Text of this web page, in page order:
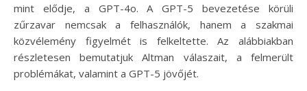
mint elődje, a GPT-4o. A GPT-5 bevezetése körüli
zűrzavar nemcsak a felhasználók, hanem a szakmai
közvélemény figyelmét is felkeltette. Az alábbiakban
részletesen bemutatjuk Altman válaszait, a felmerült
problémákat, valamint a GPT-5 jövőjét.